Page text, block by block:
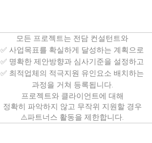
모든 프로젝트는 전담 컨설턴트와
✅ 사업목표를 확실하게 달성하는 계획으로
✅ 명확한 제안방향과 심사기준을 설정하고
✅ 최적업체의 적극지원 유인요소 배치하는
과정을 거쳐 등록됩니다.
프로젝트와 클라이언트에 대해
정확히 파악하지 않고 무작위 지원할 경우
⚠️파트너스 활동을 제한합니다.